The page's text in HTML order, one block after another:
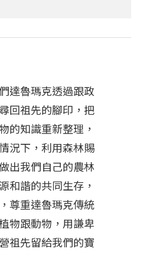
達魯瑪克透過跟政
回祖先的腳印，把
的知識重新整理，
況下，利用森林賜
出我們自己的農林
和諧的共同生存，
尊重達魯瑪克傳統
物跟動物，用謙卑
祖先留給我們的寶